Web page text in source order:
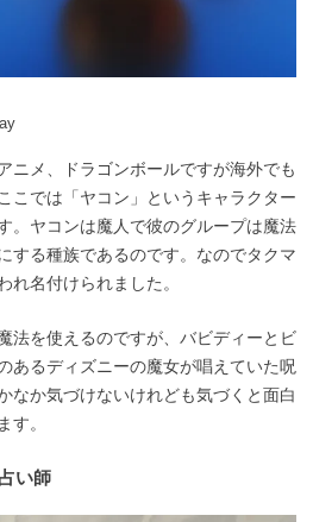
ニメ、ドラゴンボールですが海外でも
こでは「ヤコン」というキャラクター
。ヤコンは魔人で彼のグループは魔法
する種族であるのです。なのでタクマ
れ名付けられました。
法を使えるのですが、バビディーとビ
あるディズニーの魔女が唱えていた呪
なか気づけないけれども気づくと面白
す。
い師